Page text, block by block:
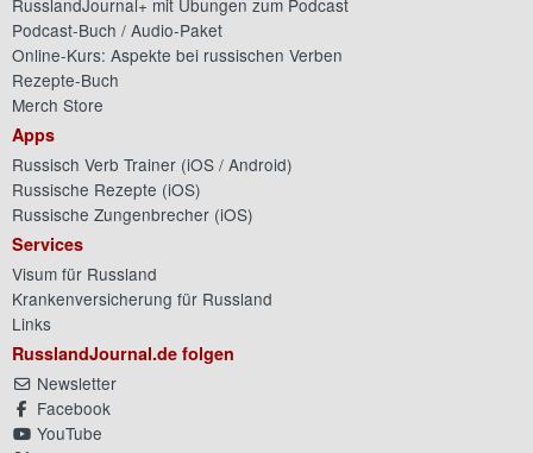
Podcast-Buch / Audio-Paket
Online-Kurs: Aspekte bei russischen Verben
Rezepte-Buch
Merch Store
Apps
Russisch Verb Trainer (iOS / Android)
Russische Rezepte (iOS)
Russische Zungenbrecher (iOS)
Services
Visum für Russland
Krankenversicherung für Russland
Links
RusslandJournal.de folgen
Newsletter
Facebook
YouTube